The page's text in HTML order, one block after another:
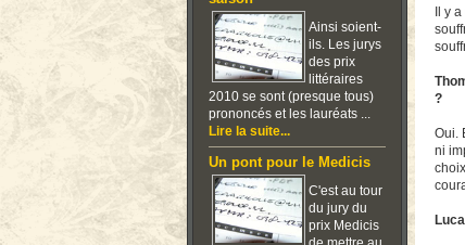
Ainsi soient-
ils. Les jurys
des prix
littéraires
2010 se sont (presque tous)
prononcés et les lauréats ...
Lire la suite...
Un pont pour le Medicis
C'est au tour
du jury du
prix Medicis
Il y
?
Oui.
ni